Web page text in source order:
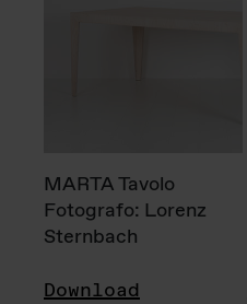
MARTA Tavolo
Fotografo: Lorenz
Sternbach
Download